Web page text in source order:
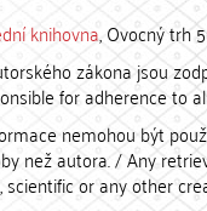
knihovna, Ovocný trh
zákona jsou
for adherence to
nemohou být
než autora. / Any
or any other